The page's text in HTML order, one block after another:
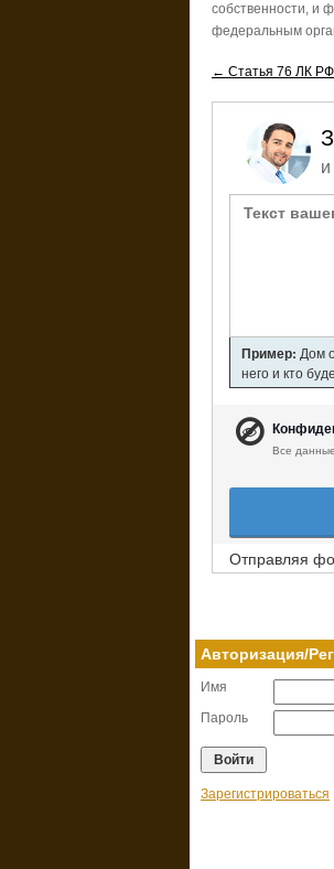
собственности, и
федеральным
← Статья 76 ЛК РФ
Пример: Дом
него и кто
Все
Отправляя
Авторизация/
Имя
Пароль
Зарегистрироваться